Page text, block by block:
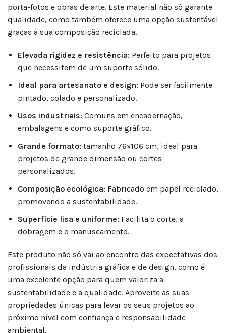
porta-fotos e obras de arte. Este material não só garante
qualidade, como também oferece uma opção sustentável
graças à sua composição reciclada.
Elevada rigidez e resistência: Perfeito para projetos
que necessitem de um suporte sólido.
Ideal para artesanato e design: Pode ser facilmente
pintado, colado e personalizado.
Usos industriais: Comuns em encadernação,
embalagens e como suporte gráfico.
Grande formato: tamanho 76×106 cm, ideal para
projetos de grande dimensão ou cortes
personalizados.
Composição ecológica: Fabricado em papel reciclado,
promovendo a sustentabilidade.
Superfície lisa e uniforme: Facilita o corte, a
dobragem e o manuseamento.
Este produto não só vai ao encontro das expectativas dos
profissionais da indústria gráfica e de design, como é
uma excelente opção para quem valoriza a
sustentabilidade e a qualidade. Aproveite as suas
propriedades únicas para levar os seus projetos ao
próximo nível com confiança e responsabilidade
ambiental.